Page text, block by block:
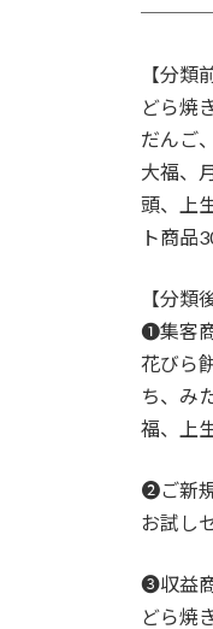
【分類
どら焼
だんご
大福、
頭、上
ト商品
【分類
❶集客
花びら
ち、み
福、上
➋ご新
お試し
❸収益
どら焼